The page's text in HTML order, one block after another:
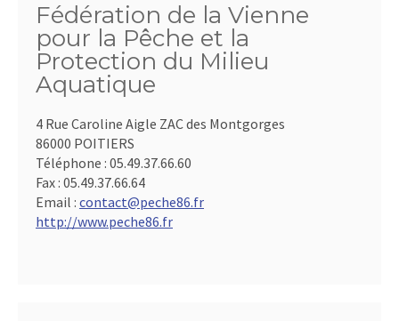
Fédération de la Vienne
pour la Pêche et la
Protection du Milieu
Aquatique
4 Rue Caroline Aigle ZAC des Montgorges
86000 POITIERS
Téléphone : 05.49.37.66.60
Fax : 05.49.37.66.64
Email : contact@peche86.fr
http://www.peche86.fr